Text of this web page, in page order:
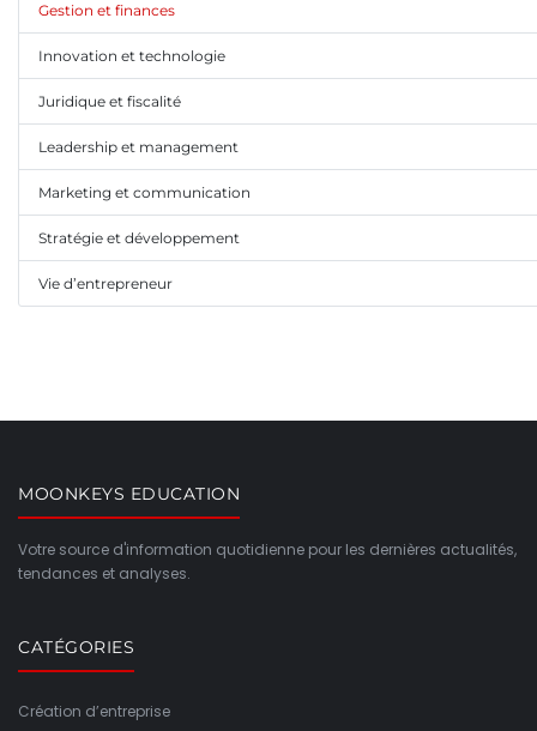
Gestion et finances
Innovation et technologie
Juridique et fiscalité
Leadership et management
Marketing et communication
Stratégie et développement
Vie d’entrepreneur
MOONKEYS EDUCATION
Votre source d'information quotidienne pour les dernières actualités,
tendances et analyses.
CATÉGORIES
Création d’entreprise